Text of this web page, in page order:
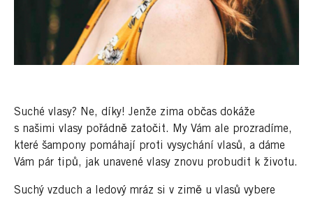
Suché vlasy? Ne, díky! Jenže zima občas dokáže
s našimi vlasy pořádně zatočit. My Vám ale prozradíme,
které šampony pomáhají proti vysychání vlasů, a dáme
Vám pár tipů, jak unavené vlasy znovu probudit k životu.
Suchý vzduch a ledový mráz si v zimě u vlasů vybere